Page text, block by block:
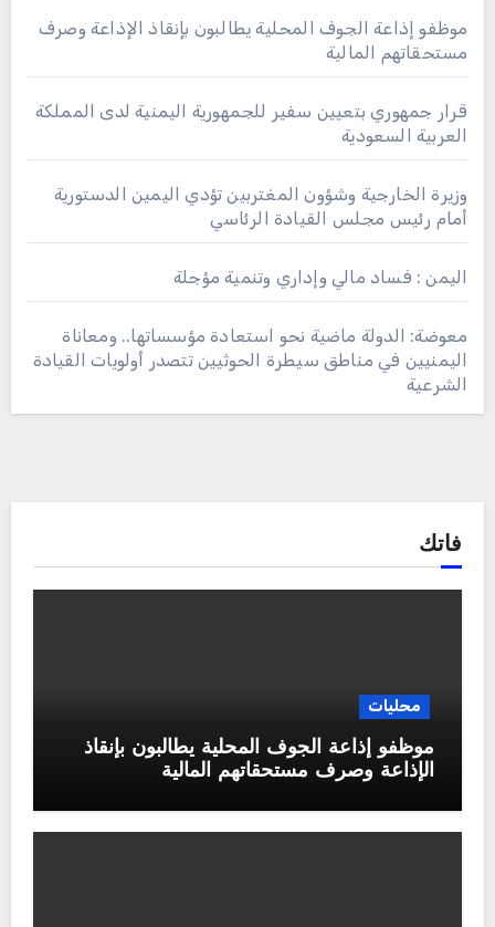
موظفو إذاعة الجوف المحلية يطالبون بإنقاذ الإذاعة وصرف
مستحقاتهم المالية
قرار جمهوري بتعيين سفير للجمهورية اليمنية لدى المملكة
العربية السعودية
وزيرة الخارجية وشؤون المغتربين تؤدي اليمين الدستورية
أمام رئيس مجلس القيادة الرئاسي
اليمن : فساد مالي وإداري وتنمية مؤجلة
معوضة: الدولة ماضية نحو استعادة مؤسساتها.. ومعاناة
اليمنيين في مناطق سيطرة الحوثيين تتصدر أولويات القيادة
الشرعية
فاتك
محليات
موظفو إذاعة الجوف المحلية يطالبون بإنقاذ
الإذاعة وصرف مستحقاتهم المالية